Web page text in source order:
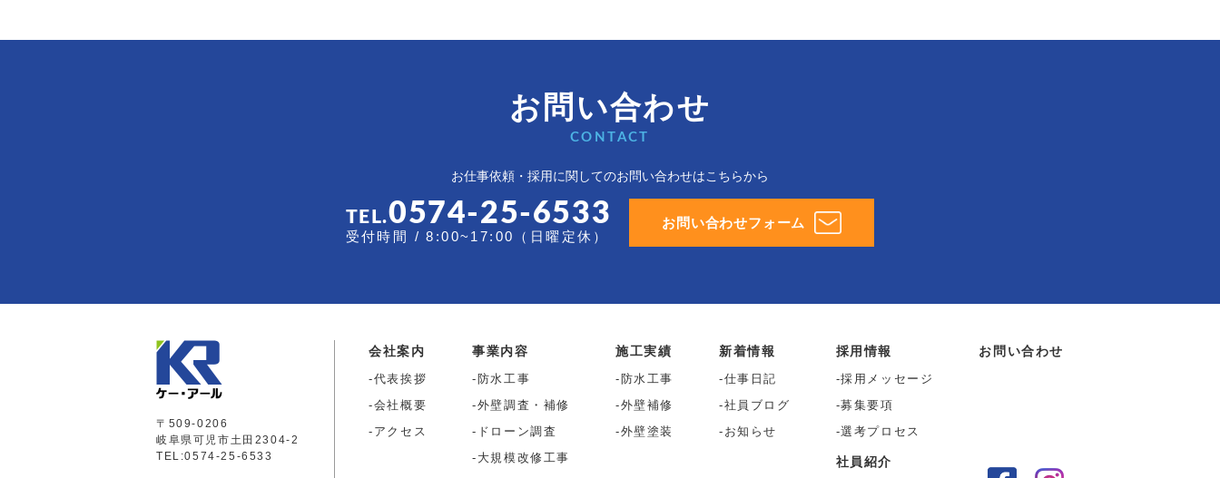
お問い合わせ
CONTACT
お仕事依頼・採用に関してのお問い合わせはこちらから
TEL.0574-25-6533
受付時間 / 8:00~17:00（日曜定休）
お問い合わせフォーム
〒509-0206
岐阜県可児市土田2304-2
TEL:0574-25-6533
会社案内
代表挨拶
会社概要
アクセス
事業内容
防水工事
外壁調査・補修
ドローン調査
大規模改修工事
施工実績
防水工事
外壁補修
外壁塗装
新着情報
仕事日記
社員ブログ
お知らせ
採用情報
採用メッセージ
募集要項
選考プロセス
社員紹介
お問い合わせ